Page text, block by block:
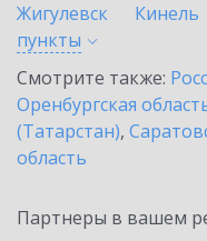
Жигулевск
Кинель
пункты
Смотрите также:
Оренбургская
(Татарстан),
область
Партнеры в вашем